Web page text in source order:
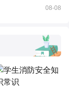
08-08